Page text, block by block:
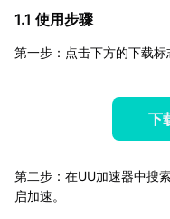
1.1 使用步骤
第一步：点击下方的下载标
下
第二步：在UU加速器中搜
启加速。